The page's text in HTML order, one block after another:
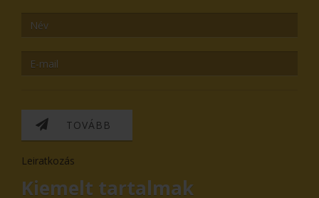
TOVÁBB
Leiratkozás
Kiemelt tartalmak